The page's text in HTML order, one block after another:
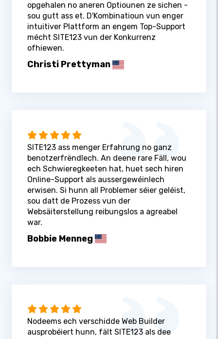
opgehalen no aneren Optiounen ze sichen -
sou gutt ass et. D'Kombinatioun vun enger
intuitiver Plattform an engem Top-Support
mécht SITE123 vun der Konkurrenz
ofhiewen.
Christi Prettyman
SITE123 ass menger Erfahrung no ganz
benotzerfrëndlech. An deene rare Fäll, wou
ech Schwieregkeeten hat, huet sech hiren
Online-Support als aussergewéinlech
erwisen. Si hunn all Problemer séier geléist,
sou datt de Prozess vun der
Websäiterstellung reibungslos a agreabel
war.
Bobbie Menneg
Nodeems ech verschidde Web Builder
ausprobéiert hunn, fält SITE123 als dee